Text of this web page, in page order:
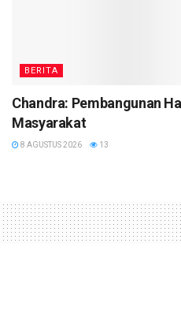
BERITA
Chandra: Pembangunan
Masyarakat
8 AGUSTUS 2026 13